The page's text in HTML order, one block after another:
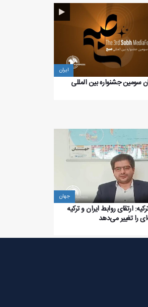
ایران
سومین جشنواره بین المللی
جهان
ارتقای روابط ایران و ترکیه
را تغییر می‌دهد